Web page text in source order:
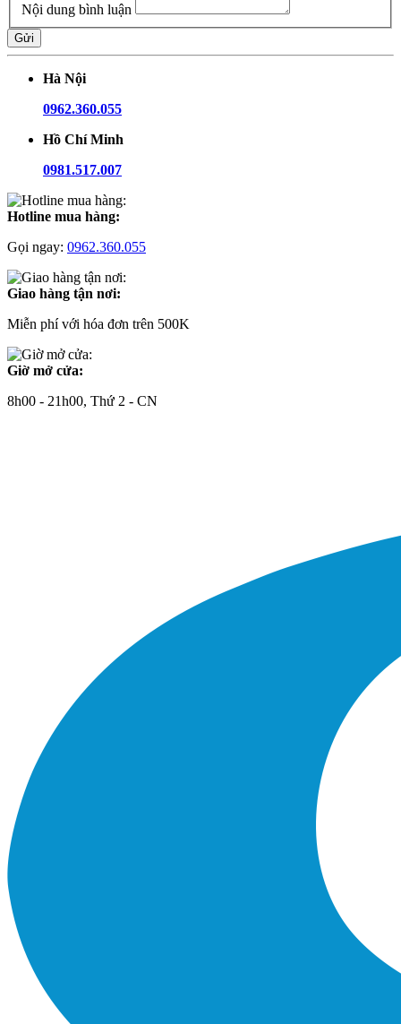
Nội dung bình luận
Gửi
Hà Nội
0962.360.055
Hồ Chí Minh
0981.517.007
Hotline mua hàng:
Gọi ngay: 0962.360.055
Giao hàng tận nơi:
Miễn phí với hóa đơn trên 500K
Giờ mở cửa:
8h00 - 21h00, Thứ 2 - CN